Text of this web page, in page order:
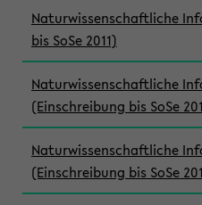
Naturwissenschaftliche
bis SoSe 2011)
Naturwissenschaftliche
(Einschreibung bis SoSe
Naturwissenschaftliche
(Einschreibung bis SoSe